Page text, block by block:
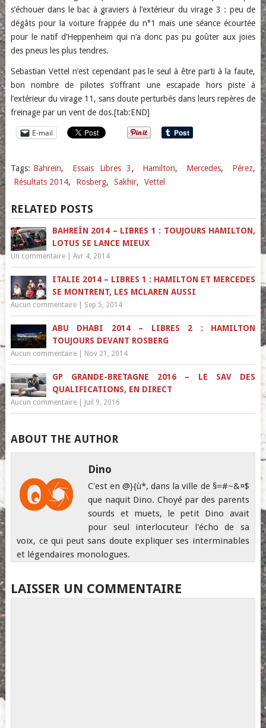
s’échouer dans le bac à graviers à l’extérieur du virage 3 : peu de
dégâts pour la voiture frappée du n°1 mais une séance écourtée
pour le natif d’Heppenheim qui n’a donc pas pu goûter aux joies
des pneus les plus tendres.
Sebastian Vettel n’est cependant pas le seul à être parti à la faute,
bon nombre de pilotes s’offrant une escapade hors piste à
l’extérieur du virage 11, sans doute perturbés dans leurs repères de
freinage par un vent de dos.[tab:END]
E-mail
Tags: Bahreïn, Essais Libres 3 , Hamilton, Mercedes, Pérez,
Résultats 2014, Rosberg, Sakhir, Vettel
RELATED POSTS
BAHREÏN 2014 – LIBRES 1 : TOUJOURS HAMILTON,
LOTUS SE LANCE MIEUX
Un commentaire| Avr 4, 2014
ITALIE 2014 – LIBRES 1 : HAMILTON ET MERCEDES
SE MONTRENT, LES MCLAREN AUSSI
Aucun commentaire| Sep 5, 2014
ABU DHABI 2014 – LIBRES 2 : HAMILTON
TOUJOURS DEVANT ROSBERG
Aucun commentaire| Nov 21, 2014
GP GRANDE-BRETAGNE 2016 – LE SAV DES
QUALIFICATIONS, EN DIRECT
Aucun commentaire| Juil 9, 2016
ABOUT THE AUTHOR
Dino
C'est en @}{ù*, dans la ville de §=#~&¤$
que naquit Dino. Choyé par des parents
sourds et muets, le petit Dino avait
pour seul interlocuteur l'écho de sa
voix, ce qui peut sans doute expliquer ses interminables
et légendaires monologues.
LAISSER UN COMMENTAIRE